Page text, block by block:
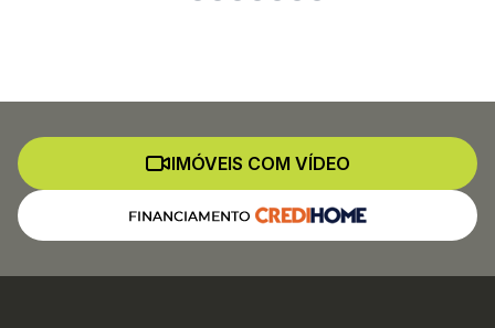
IMÓVEIS COM VÍDEO